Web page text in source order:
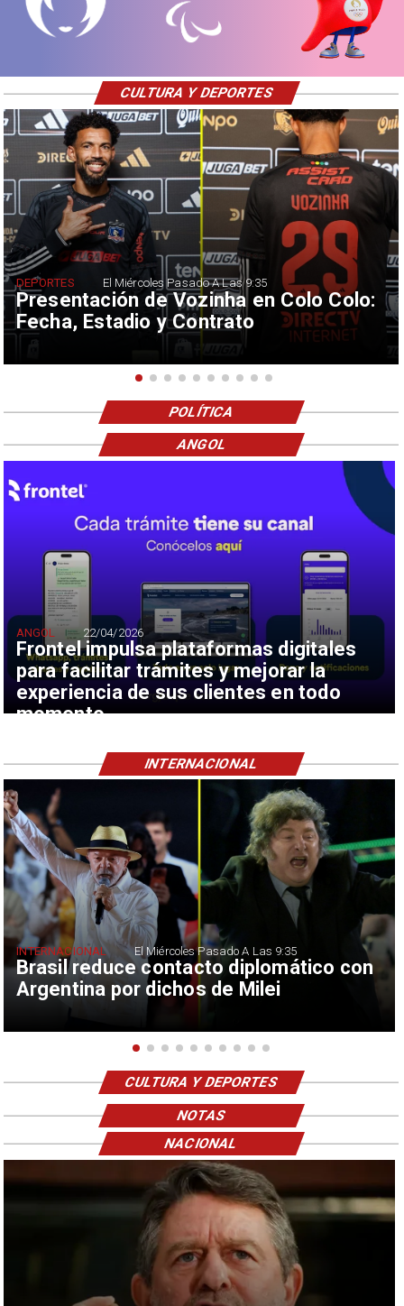
Presentación de Vozinha en Colo Colo:
Fecha, Estadio y Contrato
DEPORTES El Miércoles Pasado A Las 9:35
CULTURA Y DEPORTES
POLÍTICA
Frontel impulsa plataformas digitales
para facilitar trámites y mejorar la
experiencia de sus clientes en todo
momento
ANGOL 22/04/2026
ANGOL
Brasil reduce contacto diplomático con
Argentina por dichos de Milei
INTERNACIONAL El Miércoles Pasado A Las 9:35
INTERNACIONAL
CULTURA Y DEPORTES
NOTAS
NACIONAL